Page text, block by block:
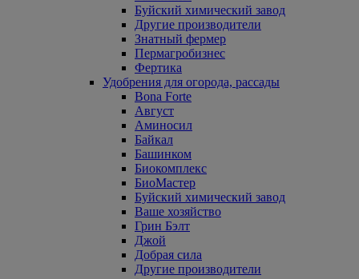
Буйский химический завод
Другие производители
Знатный фермер
Пермагробизнес
Фертика
Удобрения для огорода, рассады
Bona Forte
Август
Аминосил
Байкал
Башинком
Биокомплекс
БиоМастер
Буйский химический завод
Ваше хозяйство
Грин Бэлт
Джой
Добрая сила
Другие производители